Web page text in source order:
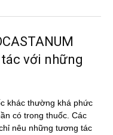
với những
khác thường khá phức
có trong thuốc. Các
nêu những tương tác